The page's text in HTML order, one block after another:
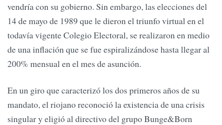
vendría con su gobierno. Sin embargo, las elecciones del
14 de mayo de 1989 que le dieron el triunfo virtual en el
todavía vigente Colegio Electoral, se realizaron en medio
de una inflación que se fue espiralizándose hasta llegar al
200% mensual en el mes de asunción.
En un giro que caracterizó los dos primeros años de su
mandato, el riojano reconoció la existencia de una crisis
singular y eligió al directivo del grupo Bunge&Born